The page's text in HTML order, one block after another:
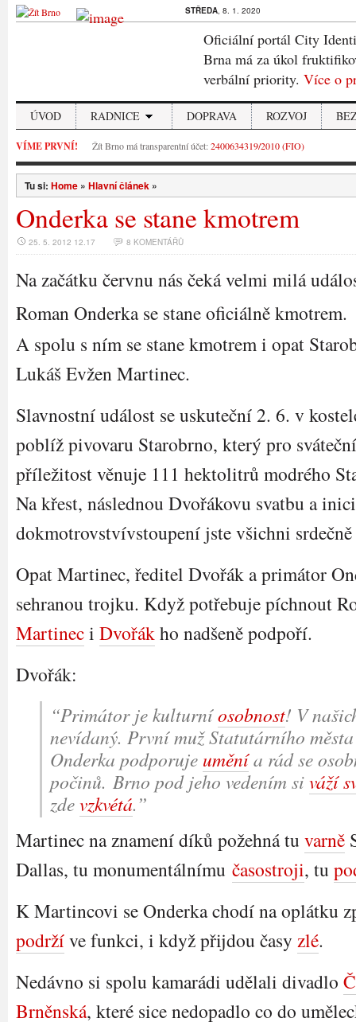
STŘEDA, 8. 1. 2020
Oficiální portál City
Brna má za úkol
verbální priority. Více o
ÚVOD RADNICE DOPRAVA ROZVOJ
VÍME PRVNÍ! Žít Brno má transparentní účet:2400634319/2010 (FIO)
Tu si: Home » Hlavní článek »
Onderka se stane kmotrem
25. 5. 2012 12.17 8 KOMENTÁŘŮ
Na začátku červnu nás čeká velmi milá
Roman Onderka se stane oficiálně kmotrem.
A spolu s ním se stane kmotrem i opat
Lukáš Evžen Martinec.
Slavnostní událost se uskuteční 2. 6. v
poblíž pivovaru Starobrno, který pro sváteční
příležitost věnuje 111 hektolitrů modrého
Na křest, následnou Dvořákovu svatbu a
dokmotrovstvívstoupení jste všichni
Opat Martinec, ředitel Dvořák a primátor
sehranou trojku. Když potřebuje píchnout
Martineci Dvořákho nadšeně podpoří.
Dvořák:
“Primátor je kulturníosobnost! V
nevídaný. První muž Statutárního
Onderka podporuje uměnía rád se
počinů. Brno pod jeho vedením siváží
zdevzkvétá.”
Martinec na znamení díků požehná tu varně
Dallas, tu monumentálnímu časostroji, tu
K Martincovi se Onderka chodí na oplátku
podržíve funkci, i když přijdou časy zlé.
Nedávno si spolu kamarádi udělali divadlo
Brněnská, které sice nedopadlo co do